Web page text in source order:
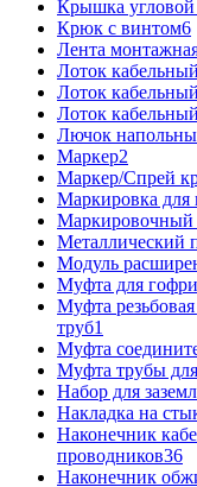
Крышка угловой
Крюк с винтом6
Лента
Лоток
Лоток
Лоток
Лючок
Маркер2
Маркер/Спрей
Маркировка для
Маркировочный
Металлический
Модуль
Муфта для
Муфта
труб1
Муфта
Муфта трубы
Набор для
Накладка на
Наконечник
проводников36
Наконечник